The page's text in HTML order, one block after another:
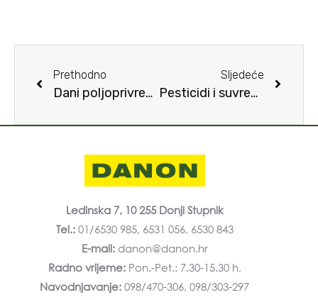
Prethodno
Dani poljoprivrede, šumarstva i ribarstva
Sljedeće
Pesticidi i suvremena civilizacija
Ledinska 7, 10 255 Donji Stupnik
Tel.:01/6530 985, 6531 056, 6530 843
E-mail:danon@danon.hr
Radno vrijeme: Pon.-Pet.: 7.30-15.30 h,
Navodnjavanje:098/470-306, 098/303-297